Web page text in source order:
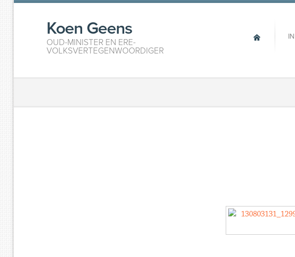
Koen Geens
OUD-MINISTER EN ERE-
VOLKSVERTEGENWOORDIGER